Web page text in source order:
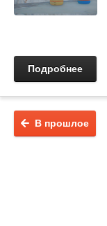
Подробнее
В прошлое